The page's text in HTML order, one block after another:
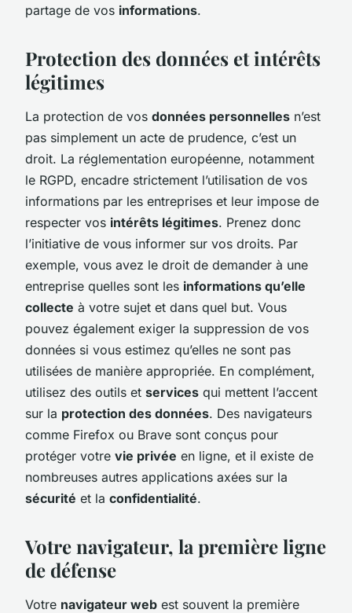
partage de vos informations.
Protection des données et intérêts
légitimes
La protection de vos données personnelles n’est
pas simplement un acte de prudence, c’est un
droit. La réglementation européenne, notamment
le RGPD, encadre strictement l’utilisation de vos
informations par les entreprises et leur impose de
respecter vos intérêts légitimes. Prenez donc
l’initiative de vous informer sur vos droits. Par
exemple, vous avez le droit de demander à une
entreprise quelles sont les informations qu’elle
collecte à votre sujet et dans quel but. Vous
pouvez également exiger la suppression de vos
données si vous estimez qu’elles ne sont pas
utilisées de manière appropriée. En complément,
utilisez des outils et services qui mettent l’accent
sur la protection des données. Des navigateurs
comme Firefox ou Brave sont conçus pour
protéger votre vie privée en ligne, et il existe de
nombreuses autres applications axées sur la
sécurité et la confidentialité.
Votre navigateur, la première ligne
de défense
Votre navigateur web est souvent la première